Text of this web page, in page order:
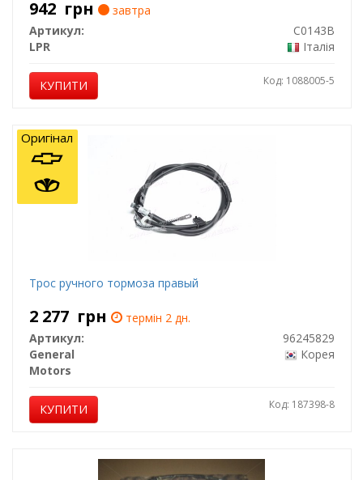
942 грн
завтра
Артикул:
C0143B
LPR
Італія
КУПИТИ Код: 1088005-5
Трос ручного тормоза правый
2 277 грн
термін 2 дн.
Артикул:
96245829
General
Motors
Корея
КУПИТИ Код: 187398-8
Оригінал